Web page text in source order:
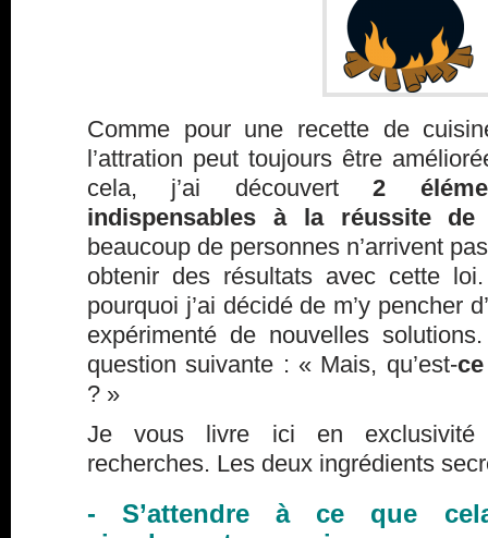
Comme pour une recette de
l’attration peut toujours être
cela, j’ai découvert2
indispensables à la réussite de
beaucoup de personnes n’arrivent
obtenir des résultats avec cette
pourquoi j’ai décidé de m’y pencher
expérimenté de nouvelles
question suivante : « Mais, qu’est-
? »
Je vous livre ici en
recherches. Les deux ingrédients
- S’attendre à ce que